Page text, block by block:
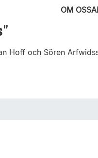
OM OSS
Hoff och Sören